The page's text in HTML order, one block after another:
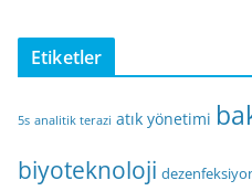
Etiketler
5s analitik terazi atık yönetimi
biyoteknoloji